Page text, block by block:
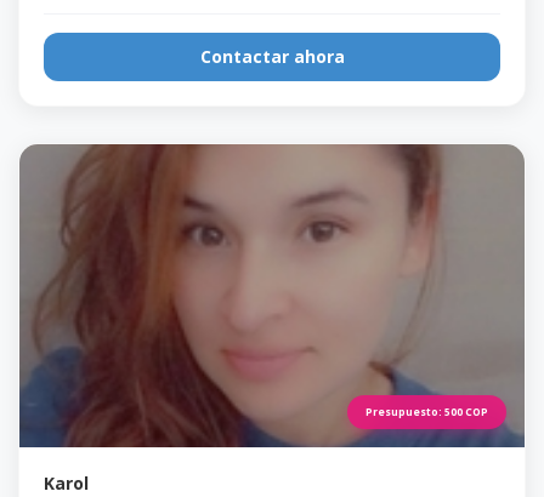
Contactar ahora
Presupuesto: 500COP
Karol